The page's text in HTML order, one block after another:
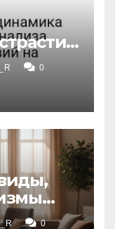
на
0
0